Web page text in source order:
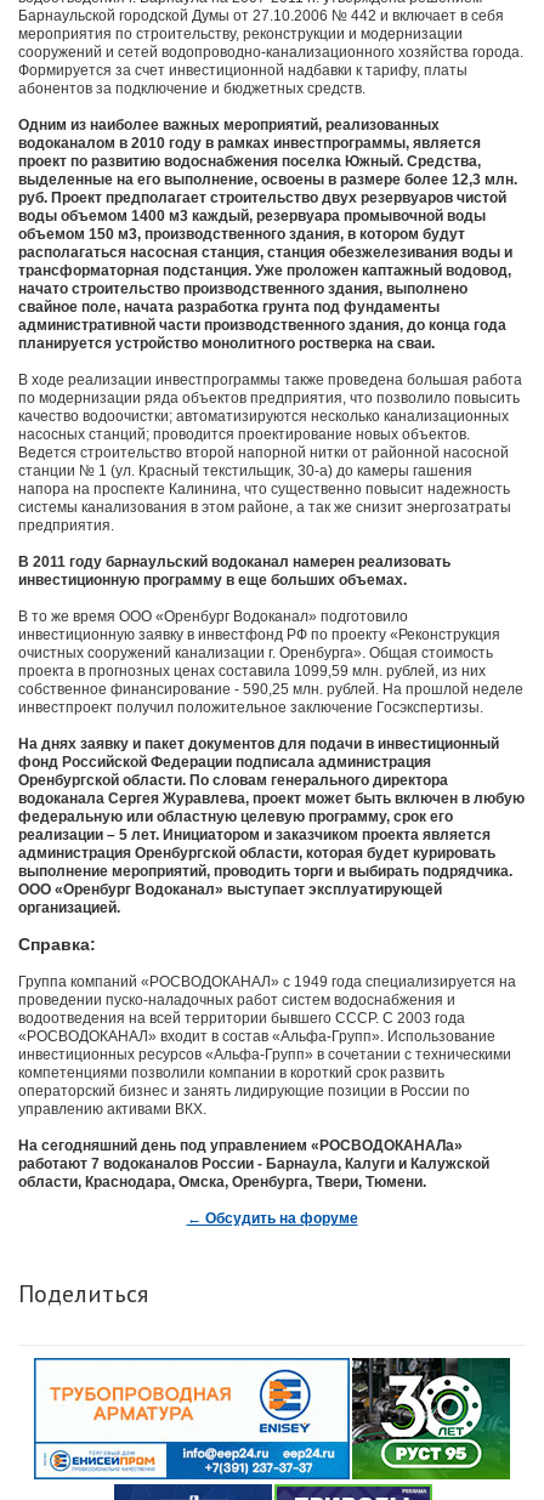
Барнаульской городской Думы от 27.10.2006 № 442 и включает в себя
мероприятия по строительству, реконструкции и модернизации
сооружений и сетей водопроводно-канализационного хозяйства города.
Формируется за счет инвестиционной надбавки к тарифу, платы
абонентов за подключение и бюджетных средств.
Одним из наиболее важных мероприятий, реализованных
водоканалом в 2010 году в рамках инвестпрограммы, является
проект по развитию водоснабжения поселка Южный. Средства,
выделенные на его выполнение, освоены в размере более 12,3 млн.
руб. Проект предполагает строительство двух резервуаров чистой
воды объемом 1400 м3 каждый, резервуара промывочной воды
объемом 150 м3, производственного здания, в котором будут
располагаться насосная станция, станция обезжелезивания воды и
трансформаторная подстанция. Уже проложен каптажный водовод,
начато строительство производственного здания, выполнено
свайное поле, начата разработка грунта под фундаменты
административной части производственного здания, до конца года
планируется устройство монолитного ростверка на сваи.
В ходе реализации инвестпрограммы также проведена большая работа
по модернизации ряда объектов предприятия, что позволило повысить
качество водоочистки; автоматизируются несколько канализационных
насосных станций; проводится проектирование новых объектов.
Ведется строительство второй напорной нитки от районной насосной
станции № 1 (ул. Красный текстильщик, 30-а) до камеры гашения
напора на проспекте Калинина, что существенно повысит надежность
системы канализования в этом районе, а так же снизит энергозатраты
предприятия.
В 2011 году барнаульский водоканал намерен реализовать
инвестиционную программу в еще больших объемах.
В то же время ООО «Оренбург Водоканал» подготовило
инвестиционную заявку в инвестфонд РФ по проекту «Реконструкция
очистных сооружений канализации г. Оренбурга». Общая стоимость
проекта в прогнозных ценах составила 1099,59 млн. рублей, из них
собственное финансирование - 590,25 млн. рублей. На прошлой неделе
инвестпроект получил положительное заключение Госэкспертизы.
На днях заявку и пакет документов для подачи в инвестиционный
фонд Российской Федерации подписала администрация
Оренбургской области. По словам генерального директора
водоканала Сергея Журавлева, проект может быть включен в любую
федеральную или областную целевую программу, срок его
реализации – 5 лет. Инициатором и заказчиком проекта является
администрация Оренбургской области, которая будет курировать
выполнение мероприятий, проводить торги и выбирать подрядчика.
ООО «Оренбург Водоканал» выступает эксплуатирующей
организацией.
Справка:
Группа компаний «РОCВОДОКАНАЛ» с 1949 года специализируется на
проведении пуско-наладочных работ систем водоснабжения и
водоотведения на всей территории бывшего СССР. С 2003 года
«РОCВОДОКАНАЛ» входит в состав «Альфа-Групп». Использование
инвестиционных ресурсов «Альфа-Групп» в сочетании с техническими
компетенциями позволили компании в короткий срок развить
операторский бизнес и занять лидирующие позиции в России по
управлению активами ВКХ.
На сегодняшний день под управлением «РОCВОДОКАНАЛа»
работают 7 водоканалов России - Барнаула, Калуги и Калужской
области, Краснодара, Омска, Оренбурга, Твери, Тюмени.
← Обсудить на форуме
Поделиться